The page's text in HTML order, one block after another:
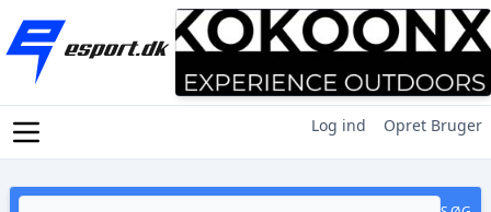
Log ind Opret Bruger